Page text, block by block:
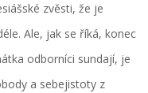
zvěsti, že je
Ale, jak se říká, konec
odborníci sundají, je
a sebejistoty z